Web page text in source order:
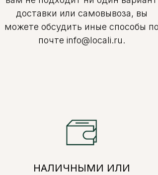
доставки или самовывоза, вы
можете обсудить иные способы по
почте info@locali.ru.
НАЛИЧНЫМИ ИЛИ